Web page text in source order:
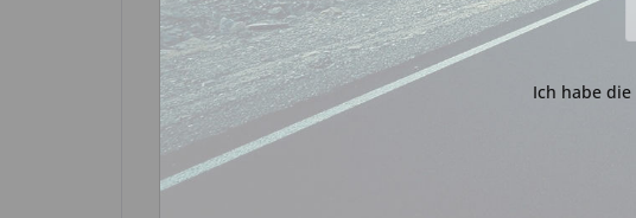
Ich habe die